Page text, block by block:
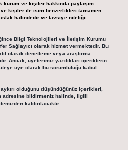
kurum ve kişiler hakkında paylaşım
ve kişiler ile isim benzerlikleri tamamen
halindedir ve tavsiye niteliği
Bilgi Teknolojileri ve İletişim Kurumu
Sağlayıcı olarak hizmet vermektedir. Bu
olarak denetleme veya araştırma
Ancak, üyelerimiz yazdıkları içeriklerin
üye olarak bu sorumluluğu kabul
olduğunu düşündüğünüz içerikleri,
adresine bildirmeniz halinde, ilgili
kaldırılacaktır.